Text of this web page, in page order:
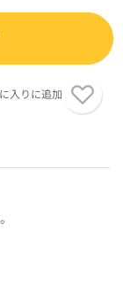
入りに追加